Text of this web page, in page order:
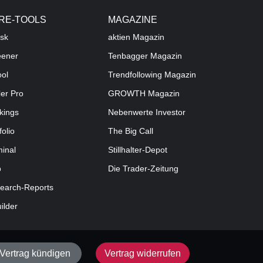
TOOLS
Pro
Reports
MAGAZINE
aktien Magazin
Tenbagger Magazin
Trendfollowing Magazin
GROWTH Magazin
Nebenwerte Investor
The Big Call
Stillhalter-Depot
Die Trader-Zeitung
Vertrag kündigen Vertrag widerrufen